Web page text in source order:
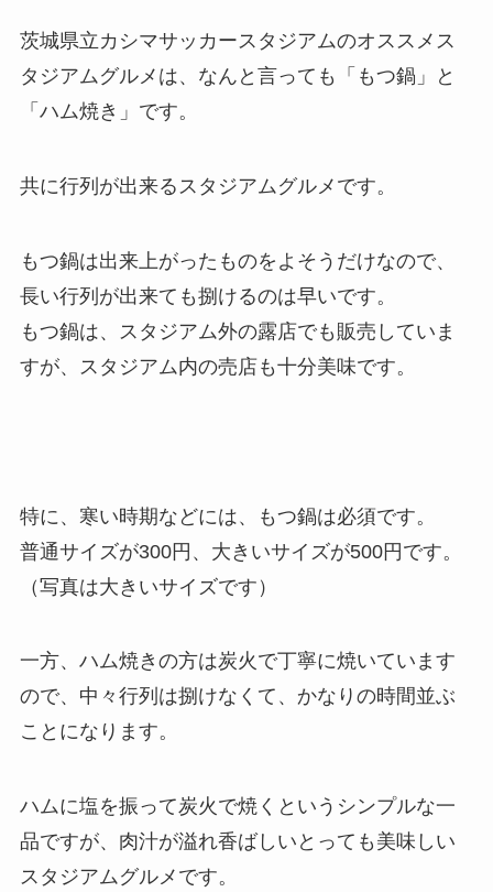
茨城県立カシマサッカースタジアムのオススメス
タジアムグルメは、なんと言っても「もつ鍋」と
「ハム焼き」です。
共に行列が出来るスタジアムグルメです。
もつ鍋は出来上がったものをよそうだけなので、
長い行列が出来ても捌けるのは早いです。
もつ鍋は、スタジアム外の露店でも販売していま
すが、スタジアム内の売店も十分美味です。
特に、寒い時期などには、もつ鍋は必須です。
普通サイズが300円、大きいサイズが500円です。
（写真は大きいサイズです）
一方、ハム焼きの方は炭火で丁寧に焼いています
ので、中々行列は捌けなくて、かなりの時間並ぶ
ことになります。
ハムに塩を振って炭火で焼くというシンプルな一
品ですが、肉汁が溢れ香ばしいとっても美味しい
スタジアムグルメです。